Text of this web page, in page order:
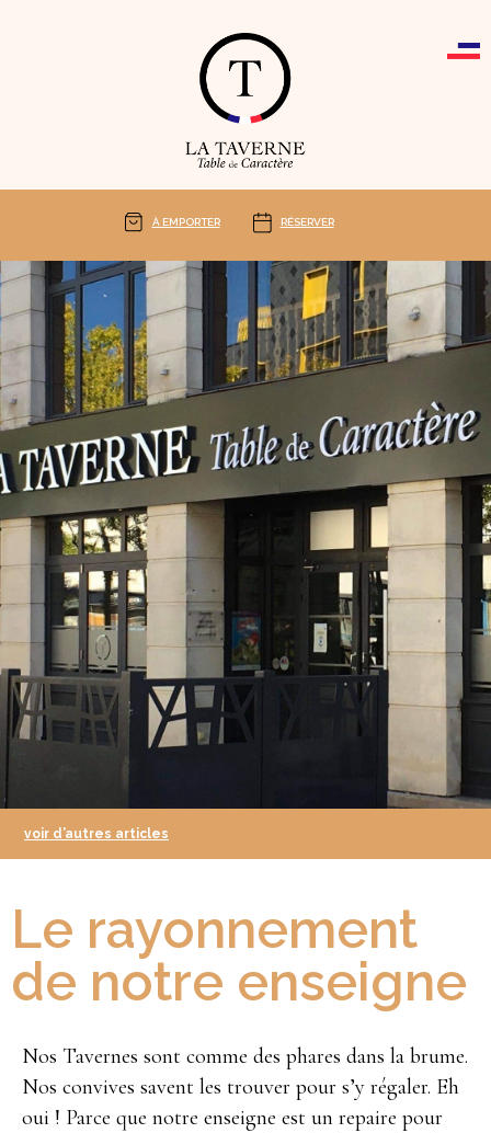
À EMPORTER RÉSERVER
voir d’autres articles
Le rayonnement
de notre enseigne
Nos Tavernes sont comme des phares dans la brume.
Nos convives savent les trouver pour s’y régaler. Eh
oui ! Parce que notre enseigne est un repaire pour